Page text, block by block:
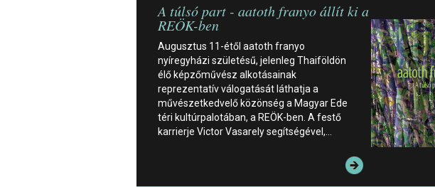
A túlsó part - aatoth franyo állít ki a
REÖK-ben
Augusztus 11-étől aatoth franyo
nyíregyházi születésű, jelenleg Thaiföldön
élő képzőművész alkotásainak
reprezentatív válogatását láthatja a
művészetkedvelő közönség a Magyar Ede
téri kultúrpalotában, a REÖK-ben. A festő
karrierje Victor Vasarely segítségével,…